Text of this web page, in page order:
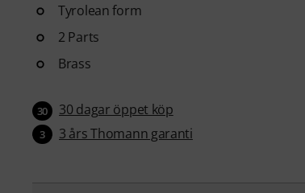
Tyrolean form
2 Parts
Brass
30 30 dagar öppet köp
3 3 års Thomann garanti